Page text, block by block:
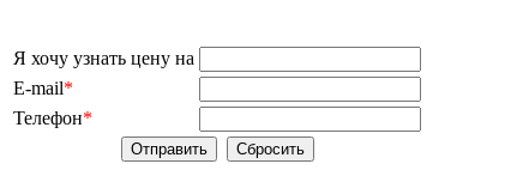
Я хочу узнать цену на
E-mail*
Телефон*